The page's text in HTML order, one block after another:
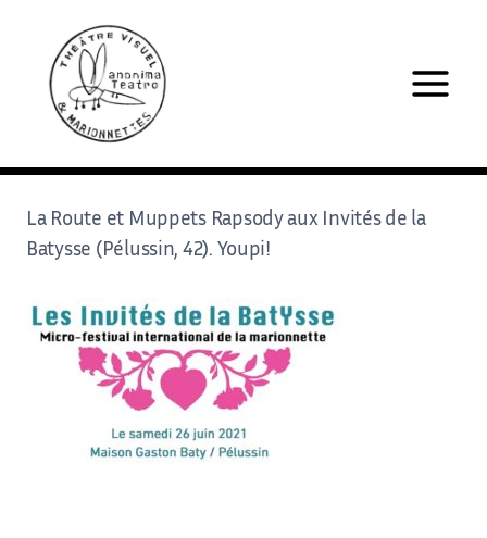
contenu
La Route et Muppets Rapsody aux Invités de la
Batysse (Pélussin, 42). Youpi!